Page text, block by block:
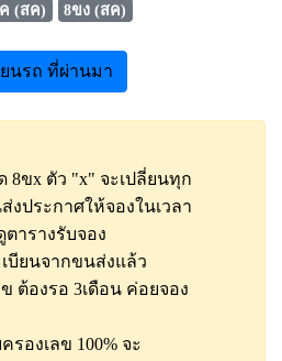
(สค) 8ขง (สค)
นรถ ที่ผ่านมา
8ขx ตัว "x" จะเปลี่ยนทุก
ประกาศให้จองในเวลา
ารางรับจอง
บียนจากขนส่งแล้ว
ต้องรอ 3เดือน ค่อยจอง
รองเลข 100% จะ